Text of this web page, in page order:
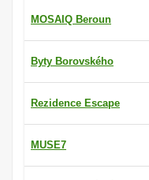
MOSAIQ Beroun
Byty Borovského
Rezidence Escape
MUSE7